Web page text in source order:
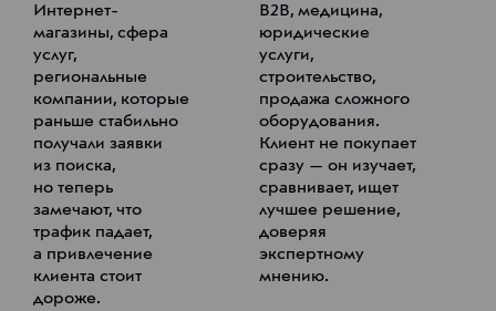
Интернет-
магазины, сфера
услуг,
региональные
компании, которые
раньше стабильно
получали заявки
из поиска,
но теперь
замечают, что
трафик падает,
а привлечение
клиента стоит
дороже.
B2B, медицина,
юридические
услуги,
строительство,
продажа сложного
оборудования.
Клиент не покупает
сразу — он изучает,
сравнивает, ищет
лучшее решение,
доверяя
экспертному
мнению.